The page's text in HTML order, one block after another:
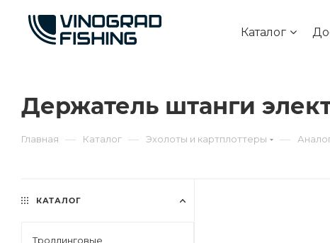
Каталог
Держатель штанги
Главная — Каталог — Эхолоты и картплоттеры —
КАТАЛОГ
Троллинговые